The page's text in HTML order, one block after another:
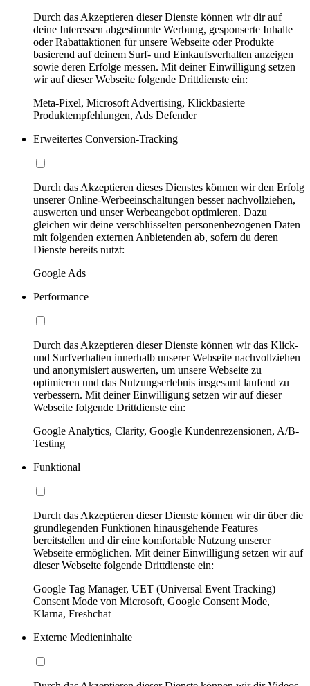
Durch das Akzeptieren dieser Dienste können wir dir auf
deine Interessen abgestimmte Werbung, gesponserte Inhalte
oder Rabattaktionen für unsere Webseite oder Produkte
basierend auf deinem Surf- und Einkaufsverhalten anzeigen
sowie deren Erfolge messen. Mit deiner Einwilligung setzen
wir auf dieser Webseite folgende Drittdienste ein:
Meta-Pixel, Microsoft Advertising, Klickbasierte
Produktempfehlungen, Ads Defender
Erweitertes Conversion-Tracking
Durch das Akzeptieren dieses Dienstes können wir den Erfolg
unserer Online-Werbeeinschaltungen besser nachvollziehen,
auswerten und unser Werbeangebot optimieren. Dazu
gleichen wir deine verschlüsselten personenbezogenen Daten
mit folgenden externen Anbietenden ab, sofern du deren
Dienste bereits nutzt:
Google Ads
Performance
Durch das Akzeptieren dieser Dienste können wir das Klick-
und Surfverhalten innerhalb unserer Webseite nachvollziehen
und anonymisiert auswerten, um unsere Webseite zu
optimieren und das Nutzungserlebnis insgesamt laufend zu
verbessern. Mit deiner Einwilligung setzen wir auf dieser
Webseite folgende Drittdienste ein:
Google Analytics, Clarity, Google Kundenrezensionen, A/B-
Testing
Funktional
Durch das Akzeptieren dieser Dienste können wir dir über die
grundlegenden Funktionen hinausgehende Features
bereitstellen und dir eine komfortable Nutzung unserer
Webseite ermöglichen. Mit deiner Einwilligung setzen wir auf
dieser Webseite folgende Drittdienste ein:
Google Tag Manager, UET (Universal Event Tracking)
Consent Mode von Microsoft, Google Consent Mode,
Klarna, Freshchat
Externe Medieninhalte